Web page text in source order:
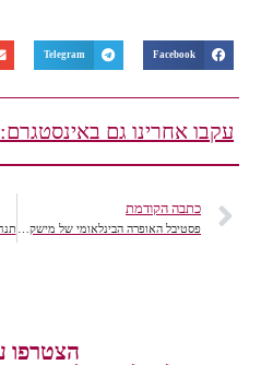
Facebook
Telegram
עקבו אחרינו גם באינסטגרם:
כתבה הקודמת
פסטיבל האופרה הבינלאומי של מישקולץ-הונגריה
הצטרפו